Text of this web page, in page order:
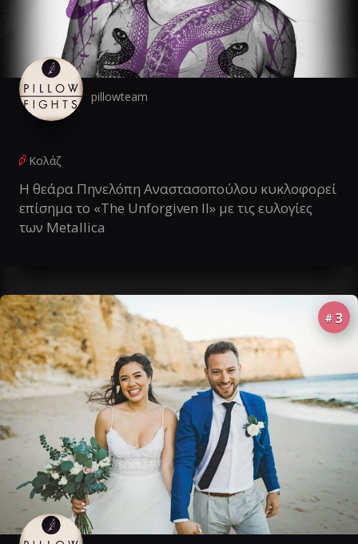
pillowteam
Κολάζ
Η θεάρα Πηνελόπη Αναστασοπούλου κυκλοφορεί
επίσημα το «The Unforgiven II» με τις ευλογίες
των Metallica
# 3